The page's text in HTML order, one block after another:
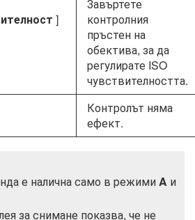
]
Завъртете
контролния
пръстен на
обектива, за да
регулирате ISO
чувствителността.
Контролът няма
ефект.
е налична само в режимиA и
за снимане показва, че не